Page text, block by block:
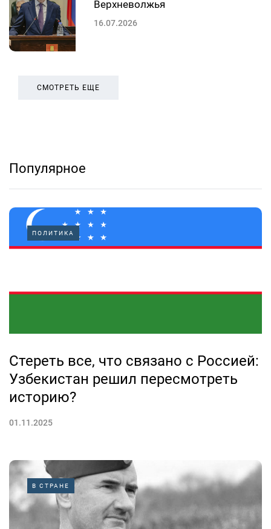
Верхневолжья
16.07.2026
СМОТРЕТЬ ЕЩЕ
Популярное
ПОЛИТИКА
Стереть все, что связано с Россией:
Узбекистан решил пересмотреть
историю?
01.11.2025
В СТРАНЕ